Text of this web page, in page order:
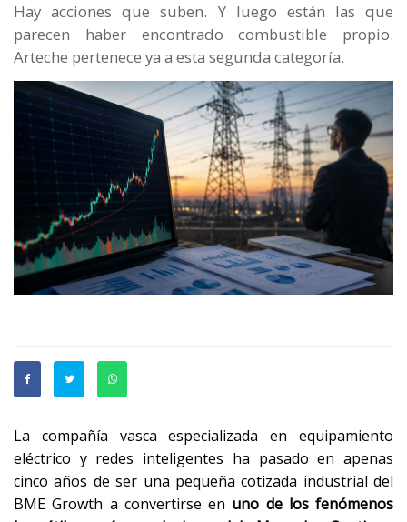
Hay acciones que suben. Y luego están las que
parecen haber encontrado combustible propio.
Arteche pertenece ya a esta segunda categoría.
La compañía vasca especializada en equipamiento
eléctrico y redes inteligentes ha pasado en apenas
cinco años de ser una pequeña cotizada industrial del
BME Growth a convertirse en uno de los fenómenos